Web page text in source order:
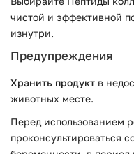
чистой и эффективной
изнутри.
Предупреждения
Хранить продукт в
животных месте.
Перед использованием
проконсультироваться